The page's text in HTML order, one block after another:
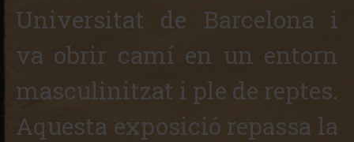
Universitat de Barcelona i
va obrir camí en un entorn
masculinitzat i ple de reptes.
Aquesta exposició repassa la